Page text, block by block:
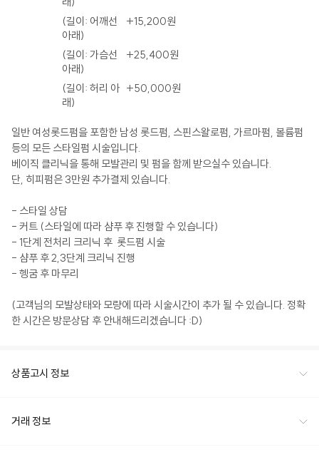
(길이: 어깨선
아래)
+15,200원
(길이: 가슴선
아래)
+25,400원
(길이: 허리 아
래)
+50,000원
일반 여성롯드펌을 포함한 남성 롯드펌, 스핀스왈로펌, 가르마펌, 볼륨펌
등의 모든 스타일펌 시술입니다.
베이직 클리닉을 통해 모발관리 및 펌을 함께 받으실수 있습니다.
단, 히피펌은 3만원 추가결제 있습니다.
- 스타일 상담
- 커트 (스타일에 따라 샴푸 후 진행할 수 있습니다)
- 1단계 전처리 크리닉 후  롯드펌 시술
- 샴푸 후 2,3단계 크리닉 진행
- 헹굼 후 마무리
(고객님의 모발상태와 모량에 따라 시술시간이 추가 될 수 있습니다. 정확
한 시간은 방문상담 후 안내해드리겠습니다 :D)
상품고시 정보
거래 정보